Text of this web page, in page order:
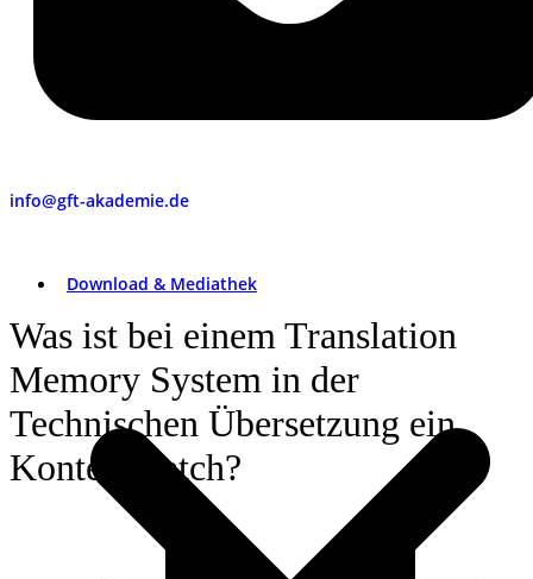
info@gft-akademie.de
Download & Mediathek
Was ist bei einem Translation
Memory System in der
Technischen Übersetzung ein
Kontextmatch?